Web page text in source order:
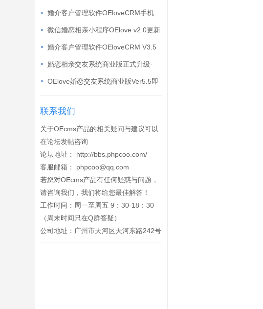
发布--2019.12.13
婚介客户管理软件OEloveCRM手机
版-新功能预告
微信婚恋相亲小程序OElove v2.0更新
预告
婚介客户管理软件OEloveCRM V3.5
更新发布
婚恋相亲交友系统商业版正式升级-
OElove Ver 5.9
OElove婚恋交友系统商业版Ver5.5即
联系我们
关于OEcms产品的相关疑问与建议可以
在论坛发帖咨询
论坛地址： http://bbs.phpcoo.com/
客服邮箱： phpcoo@qq.com
若您对OEcms产品有任何疑惑与问题，
请咨询我们，我们将给您最佳解答！
工作时间：周一至周五 9：30-18：30
（周末时间只在Q群答疑）
公司地址：广州市天河区天河东路242号